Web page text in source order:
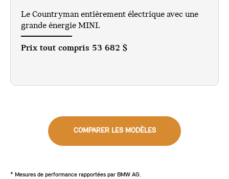
Le Countryman entièrement électrique avec une
grande énergie MINI.
Prix tout compris 53 682 $
COMPARER LES MODÈLES
* Mesures de performance rapportées par BMW AG.